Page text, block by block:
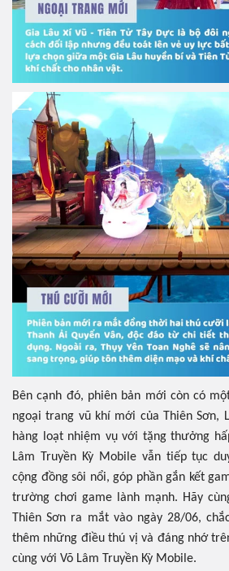
Bên cạnh đó, phiên bản mới còn có
ngoại trang vũ khí mới của Thiên Sơn,
hàng loạt nhiệm vụ với tặng thưởng
Lâm Truyền Kỳ Mobile vẫn tiếp tục
cộng đồng sôi nổi, góp phần gắn kết
trường chơi game lành mạnh. Hãy
Thiên Sơn ra mắt vào ngày 28/06,
thêm những điều thú vị và đáng nhớ
cùng với Võ Lâm Truyền Kỳ Mobile.